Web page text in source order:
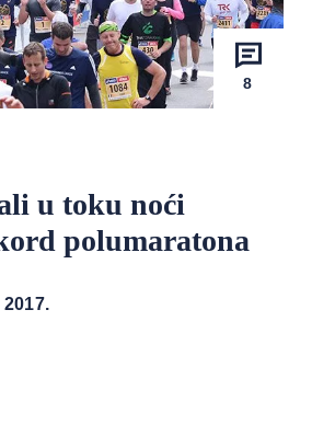
8
u toku noći
polumaratona
2017.